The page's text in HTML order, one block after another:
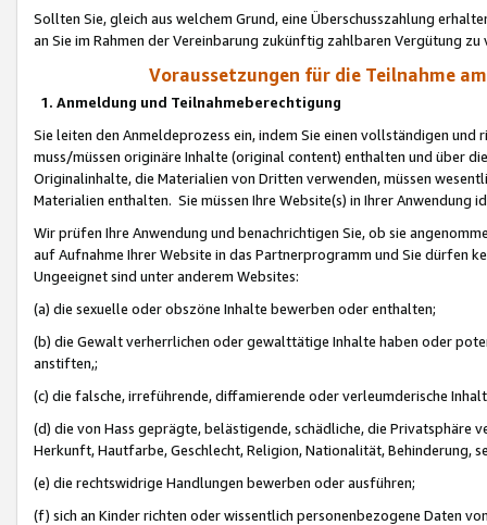
Sollten Sie, gleich aus welchem Grund, eine Überschusszahlung
an Sie im Rahmen der Vereinbarung zukünftig zahlbaren Vergütung zu
Voraussetzungen für die Teilnahme
1. Anmeldung und Teilnahmeberechtigung
Sie leiten den Anmeldeprozess ein, indem Sie einen vollständigen
muss/müssen originäre Inhalte (original content) enthalten und über
Originalinhalte, die Materialien von Dritten verwenden, müssen
Materialien enthalten. Sie müssen Ihre Website(s) in Ihrer Anwendung
Wir prüfen Ihre Anwendung und benachrichtigen Sie, ob sie
auf Aufnahme Ihrer Website in das Partnerprogramm und Sie dürfen
Ungeeignet sind unter anderem Websites:
(a) die sexuelle oder obszöne Inhalte bewerben oder enthalten;
(b) die Gewalt verherrlichen oder gewalttätige Inhalte haben oder
anstiften,;
(c) die falsche, irreführende, diffamierende oder verleumderische
(d) die von Hass geprägte, belästigende, schädliche, die Privatsphäre
Herkunft, Hautfarbe, Geschlecht, Religion, Nationalität, Behinderung,
(e) die rechtswidrige Handlungen bewerben oder ausführen;
(f) sich an Kinder richten oder wissentlich personenbezogene Daten